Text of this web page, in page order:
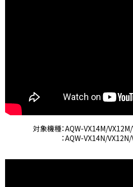
対象機種：AQW-VX14M/
：AQW-VX14N/